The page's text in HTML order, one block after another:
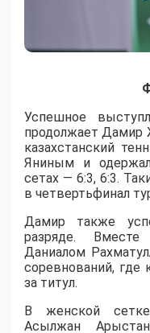
Успешное
продолжает Дамир
казахстанский
Яниным и
сетах — 6:3, 6:3.
в четвертьфинал
Дамир также
разряде.
Даниалом
соревнований, где
за титул.
В женской
Асылжан